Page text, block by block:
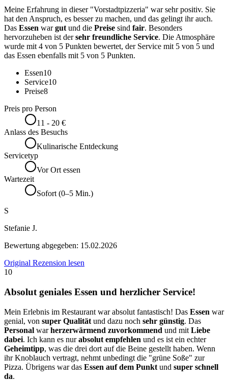
Meine Erfahrung in dieser "Vorstadtpizzeria" war sehr positiv. Sie
hat den Anspruch, es besser zu machen, und das gelingt ihr auch.
Das Essen wargut und die Preise sind fair. Besonders
hervorzuheben ist dersehr freundliche Service. Die Atmosphäre
wurde mit 4 von 5 Punkten bewertet, der Service mit 5 von 5 und
das Essen ebenfalls mit 5 von 5 Punkten.
Essen10
Service10
Preise8
Preis pro Person
11 - 20 €
Anlass des Besuchs
Kulinarische Entdeckung
Servicetyp
Vor Ort essen
Wartezeit
Sofort (0–5 Min.)
S
Stefanie J.
Bewertung abgegeben: 15.02.2026
Original Rezension lesen
10
Absolut geniales Essen und herzlicher Service!
Mein Erlebnis im Restaurant war absolut fantastisch! Das Essen war
genial, von super Qualität und dazu noch sehr günstig. Das
Personal warherzerwärmend zuvorkommend und mit Liebe
dabei. Ich kann es nurabsolut empfehlen und es ist ein echter
Geheimtipp, was die drei dort auf die Beine gestellt haben. Wenn
ihr Knoblauch vertragt, nehmt unbedingt die "grüne Soße" zur
Pizza. Übrigens war das Essen auf dem Punkt und super schnell
da.